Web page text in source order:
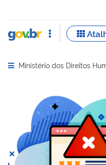
Abrir menu principal de
Ministério dos Direitos